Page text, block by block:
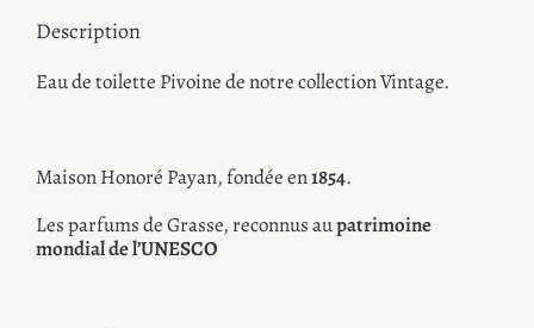
Description
Eau de toilette Pivoine de notre collection Vintage.
Maison Honoré Payan, fondée en1854.
Les parfums de Grasse, reconnus aupatrimoine
mondial de l’UNESCO